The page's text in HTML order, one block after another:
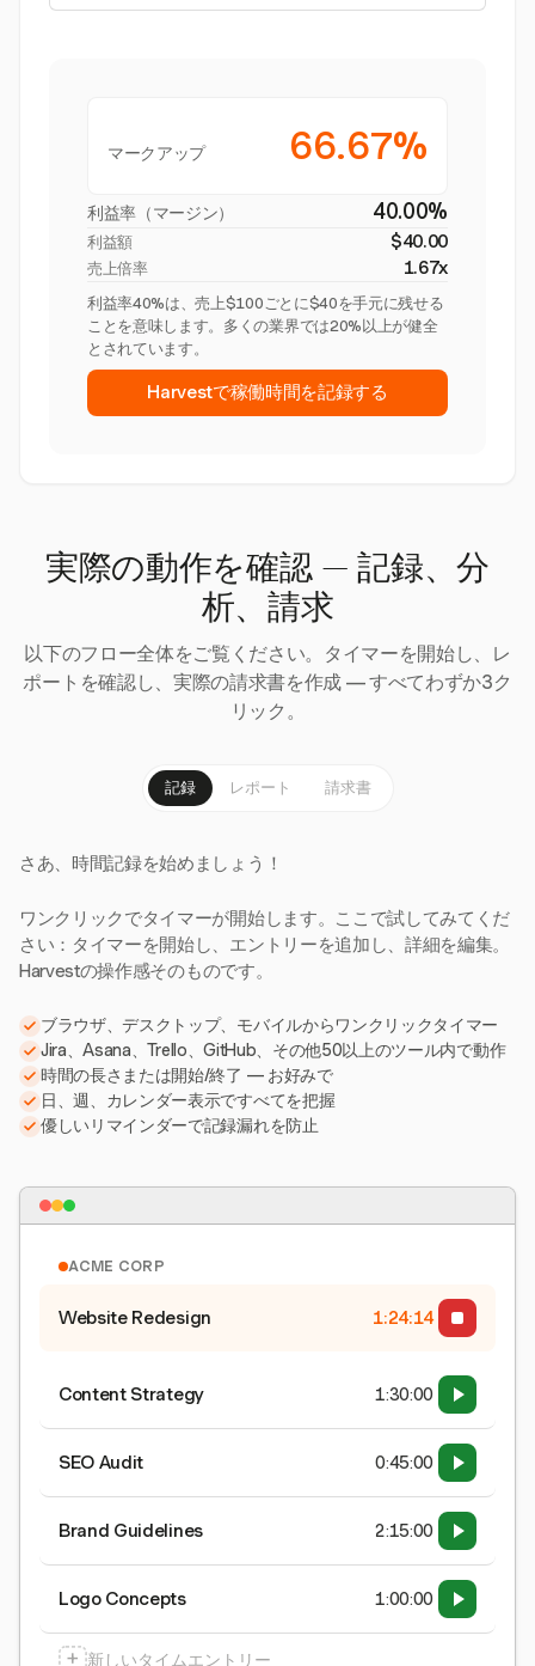
マークアップ 66.67%
利益率（マージン） 40.00%
利益額 $40.00
売上倍率 1.67x
利益率40%は、売上$100ごとに$40を手元に残せる
ことを意味します。多くの業界では20%以上が健全
とされています。
Harvestで稼働時間を記録する
実際の動作を確認 — 記録、分
析、請求
以下のフロー全体をご覧ください。タイマーを開始し、レ
ポートを確認し、実際の請求書を作成 — すべてわずか3ク
リック。
記録 レポート 請求書
さあ、時間記録を始めましょう！
ワンクリックでタイマーが開始します。ここで試してみてくだ
さい：タイマーを開始し、エントリーを追加し、詳細を編集。
Harvestの操作感そのものです。
ブラウザ、デスクトップ、モバイルからワンクリックタイマー
Jira、Asana、Trello、GitHub、その他50以上のツール内で動作
時間の長さまたは開始/終了 — お好みで
日、週、カレンダー表示ですべてを把握
優しいリマインダーで記録漏れを防止
ACME CORP
Website Redesign 1:24:15
Content Strategy 1:30:00
SEO Audit 0:45:00
Brand Guidelines 2:15:00
Logo Concepts 1:00:00
+ 新しいタイムエントリー